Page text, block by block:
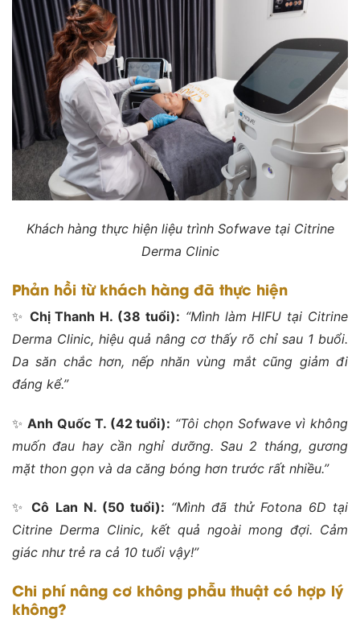
Khách hàng thực hiện liệu trình Sofwave tại Citrine
Derma Clinic
Phản hồi từ khách hàng đã thực hiện
✨ Chị Thanh H. (38 tuổi): “Mình làm HIFU tại Citrine
Derma Clinic, hiệu quả nâng cơ thấy rõ chỉ sau 1 buổi.
Da săn chắc hơn, nếp nhăn vùng mắt cũng giảm đi
đáng kể.”
✨Anh Quốc T. (42 tuổi): “Tôi chọn Sofwave vì không
muốn đau hay cần nghỉ dưỡng. Sau 2 tháng, gương
mặt thon gọn và da căng bóng hơn trước rất nhiều.”
✨Cô Lan N. (50 tuổi): “Mình đã thử Fotona 6D tại
Citrine Derma Clinic, kết quả ngoài mong đợi. Cảm
giác như trẻ ra cả 10 tuổi vậy!”
Chi phí nâng cơ không phẫu thuật có hợp lý
không?